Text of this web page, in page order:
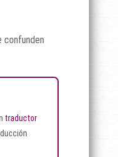
confunden
traductor